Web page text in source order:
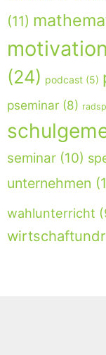
(11)
motivation
(24) podcast (5)
pseminar (8)
seminar (10)
unternehmen
wahlunterricht